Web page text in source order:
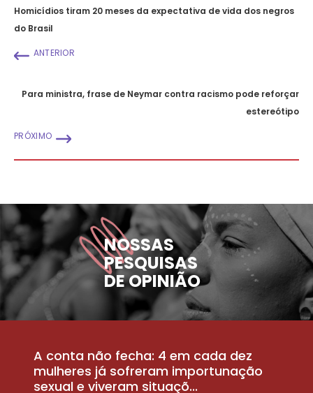
Homicídios tiram 20 meses da expectativa de vida dos negros
do Brasil
ANTERIOR
Para ministra, frase de Neymar contra racismo pode reforçar
estereótipo
PRÓXIMO
NOSSAS
PESQUISAS
DE OPINIÃO
A conta não fecha: 4 em cada dez
mulheres já sofreram importunação
sexual e viveram situaçõ...